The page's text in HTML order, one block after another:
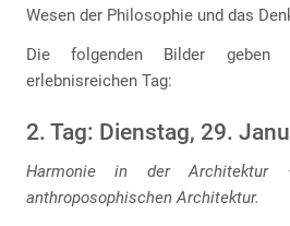
Wesen der Philosophie und das
Die folgenden Bilder geben
erlebnisreichen Tag:
2. Tag: Dienstag, 29.
Harmonie in der
anthroposophischen Architektur.